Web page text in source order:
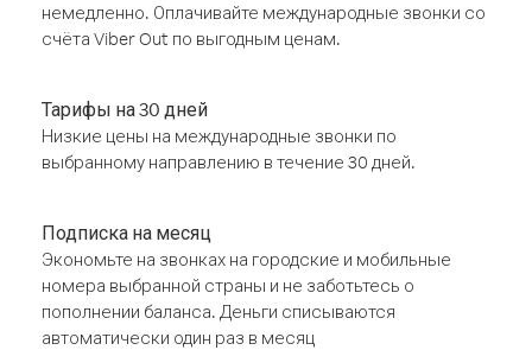
немедленно. Оплачивайте международные звонки со
счёта Viber Out по выгодным ценам.
Тарифы на 30 дней
Низкие цены на международные звонки по
выбранному направлению в течение 30 дней.
Подписка на месяц
Экономьте на звонках на городские и мобильные
номера выбранной страны и не заботьтесь о
пополнении баланса. Деньги списываются
автоматически один раз в месяц